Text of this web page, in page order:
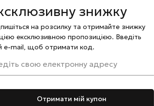
знижку
на розсилку та отримайте знижку
ексклюзивною пропозицією. Введіть
e-mail, щоб отримати код.
свою електронну адресу
Отримати мій купон
зміцнення
та просушіть